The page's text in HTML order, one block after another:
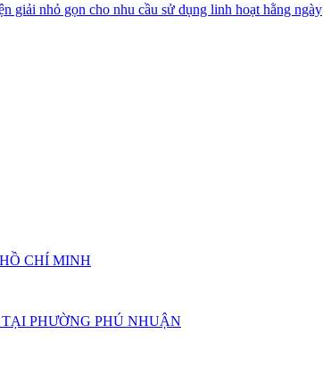
giải nhỏ gọn cho nhu cầu sử dụng linh hoạt hằng ngày
CHÍ MINH
PHƯỜNG PHÚ NHUẬN